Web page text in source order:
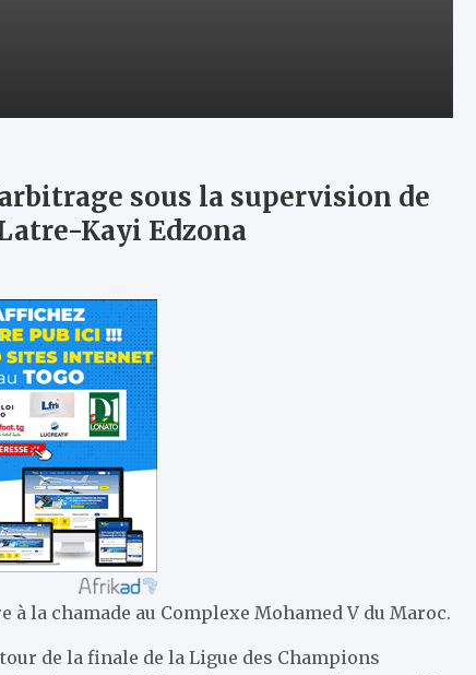
sous la supervision de
Kayi Edzona
la chamade au Complexe Mohamed V du Maroc.
de la finale de la Ligue des Champions